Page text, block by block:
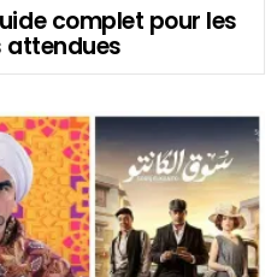
complet pour les
attendues